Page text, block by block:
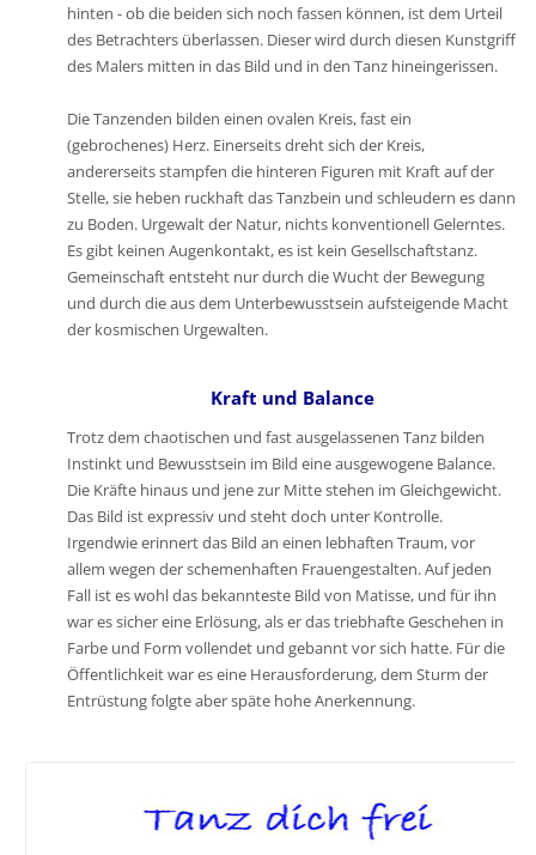
hinten - ob die beiden sich noch fassen können, ist dem Urteil
des Betrachters überlassen. Dieser wird durch diesen Kunstgriff
des Malers mitten in das Bild und in den Tanz hineingerissen.
Die Tanzenden bilden einen ovalen Kreis, fast ein
(gebrochenes) Herz. Einerseits dreht sich der Kreis,
andererseits stampfen die hinteren Figuren mit Kraft auf der
Stelle, sie heben ruckhaft das Tanzbein und schleudern es dann
zu Boden. Urgewalt der Natur, nichts konventionell Gelerntes.
Es gibt keinen Augenkontakt, es ist kein Gesellschaftstanz.
Gemeinschaft entsteht nur durch die Wucht der Bewegung
und durch die aus dem Unterbewusstsein aufsteigende Macht
der kosmischen Urgewalten.
Kraft und Balance
Trotz dem chaotischen und fast ausgelassenen Tanz bilden
Instinkt und Bewusstsein im Bild eine ausgewogene Balance.
Die Kräfte hinaus und jene zur Mitte stehen im Gleichgewicht.
Das Bild ist expressiv und steht doch unter Kontrolle.
Irgendwie erinnert das Bild an einen lebhaften Traum, vor
allem wegen der schemenhaften Frauengestalten. Auf jeden
Fall ist es wohl das bekannteste Bild von Matisse, und für ihn
war es sicher eine Erlösung, als er das triebhafte Geschehen in
Farbe und Form vollendet und gebannt vor sich hatte. Für die
Öffentlichkeit war es eine Herausforderung, dem Sturm der
Entrüstung folgte aber späte hohe Anerkennung.